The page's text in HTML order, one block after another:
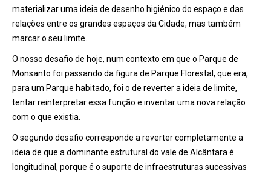
materializar uma ideia de desenho higiénico do espaço e das
relações entre os grandes espaços da Cidade, mas também
marcar o seu limite…
O nosso desafio de hoje, num contexto em que o Parque de
Monsanto foi passando da figura de Parque Florestal, que era,
para um Parque habitado, foi o de reverter a ideia de limite,
tentar reinterpretar essa função e inventar uma nova relação
com o que existia.
O segundo desafio corresponde a reverter completamente a
ideia de que a dominante estrutural do vale de Alcântara é
longitudinal, porque é o suporte de infraestruturas sucessivas